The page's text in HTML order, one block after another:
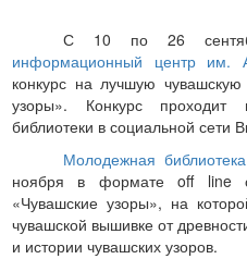
С 10 по 26
информационный центр им.
конкурс на лучшую
узоры». Конкурс
библиотеки в социальной сети
Молодежная
ноября в форматеoff line
«Чувашские узоры», на
чувашской вышивке от
и истории чувашских узоров.